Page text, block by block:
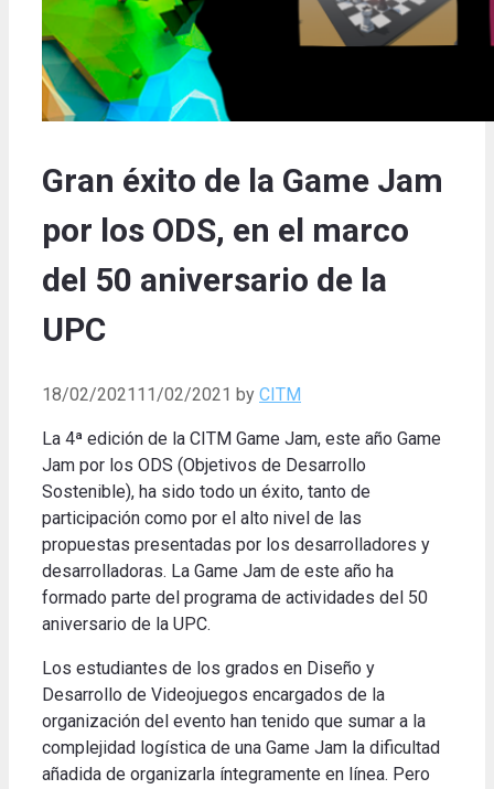
Gran éxito de la Game Jam
por los ODS, en el marco
del 50 aniversario de la
UPC
18/02/2021 11/02/2021 by CITM
La 4ª edición de la CITM Game Jam, este año Game
Jam por los ODS (Objetivos de Desarrollo
Sostenible), ha sido todo un éxito, tanto de
participación como por el alto nivel de las
propuestas presentadas por los desarrolladores y
desarrolladoras. La Game Jam de este año ha
formado parte del programa de actividades del 50
aniversario de la UPC.
Los estudiantes de los grados en Diseño y
Desarrollo de Videojuegos encargados de la
organización del evento han tenido que sumar a la
complejidad logística de una Game Jam la dificultad
añadida de organizarla íntegramente en línea. Pero